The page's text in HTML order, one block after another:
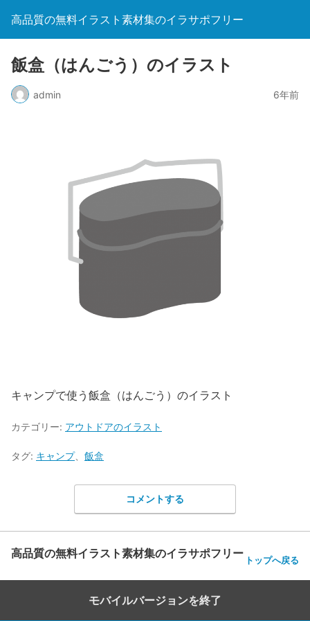
高品質の無料イラスト素材集のイラサポフリー
飯盒（はんごう）のイラスト
admin 6年前
キャンプで使う飯盒（はんごう）のイラスト
カテゴリー: アウトドアのイラスト
タグ: キャンプ、 飯盒
コメントする
高品質の無料イラスト素材集のイラサポフリー トップへ戻る
モバイルバージョンを終了